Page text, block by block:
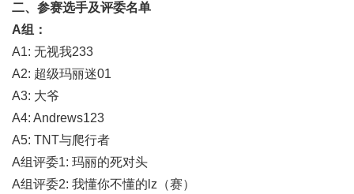
二、参赛选手及评委名单
A组：
A1: 无视我233
A2: 超级玛丽迷01
A3: 大爷
A4: Andrews123
A5: TNT与爬行者
A组评委1: 玛丽的死对头
A组评委2: 我懂你不懂的lz（赛）